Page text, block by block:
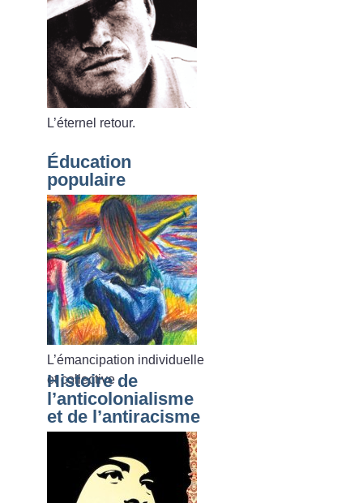
L’éternel retour.
Éducation
populaire
L’émancipation individuelle
et collective
Histoire de
l’anticolonialisme
et de l’antiracisme